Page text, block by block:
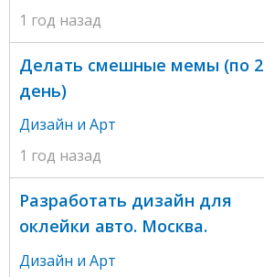
1 год назад
Делать смешные мемы (по 2
день)
Дизайн и Арт
1 год назад
Разработать дизайн для
оклейки авто. Москва.
Дизайн и Арт